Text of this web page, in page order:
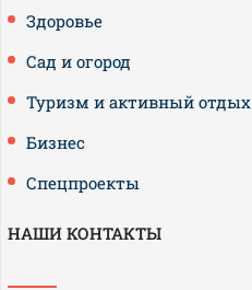
Здоровье
Сад и огород
Туризм и активный отдых
Бизнес
Спецпроекты
НАШИ КОНТАКТЫ